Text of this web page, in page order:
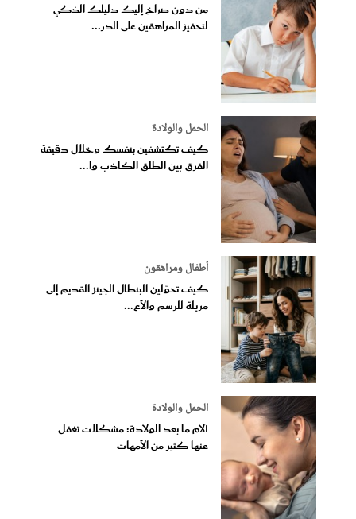
من دون صراخ إليك دليلك الذكي
لتحفيز المراهقين على الدر...
الحمل والولادة
كيف تكتشفين بنفسك وخلال دقيقة
الفرق بين الطلق الكاذب وا...
أطفال ومراهقون
كيف تحوّلين البنطال الجينز القديم إلى
مريلة للرسم والأع...
الحمل والولادة
آلام ما بعد الولادة: مشكلات تغفل
عنها كثير من الأمهات